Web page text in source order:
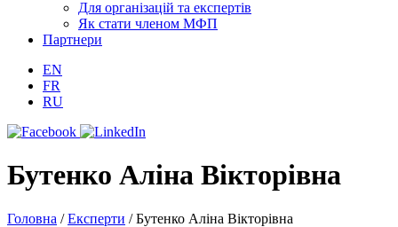
Для організацій та експертів
Як стати членом МФП
Партнери
EN
FR
RU
Бутенко Аліна Вікторівна
Головна /Експерти /Бутенко Аліна Вікторівна